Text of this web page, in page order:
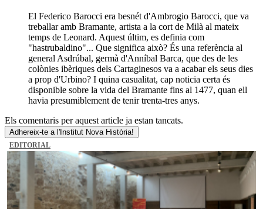
El Federico Barocci era besnét d'Ambrogio Barocci, que va
treballar amb Bramante, artista a la cort de Milà al mateix
temps de Leonard. Aquest últim, es definia com
"hastrubaldino"... Que significa això? És una referència al
general Asdrúbal, germà d'Anníbal Barca, que des de les
colònies ibèriques dels Cartaginesos va a acabar els seus dies
a prop d'Urbino? I quina casualitat, cap noticia certa és
disponible sobre la vida del Bramante fins al 1477, quan ell
havia presumiblement de tenir trenta-tres anys.
Els comentaris per aquest article ja estan tancats.
Adhereix-te a l'Institut Nova Història!
EDITORIAL